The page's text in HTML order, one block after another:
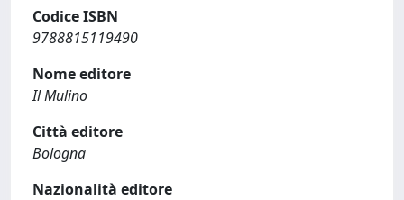
Codice ISBN
9788815119490
Nome editore
Il Mulino
Città editore
Bologna
Nazionalità editore